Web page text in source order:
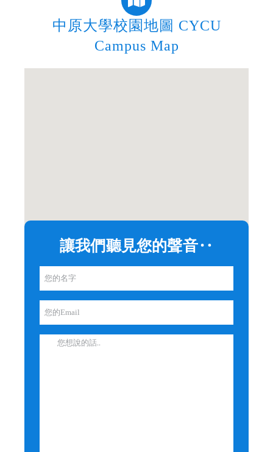
中原大學校園地圖 CYCU
Campus Map
讓我們聽見您的聲音‥